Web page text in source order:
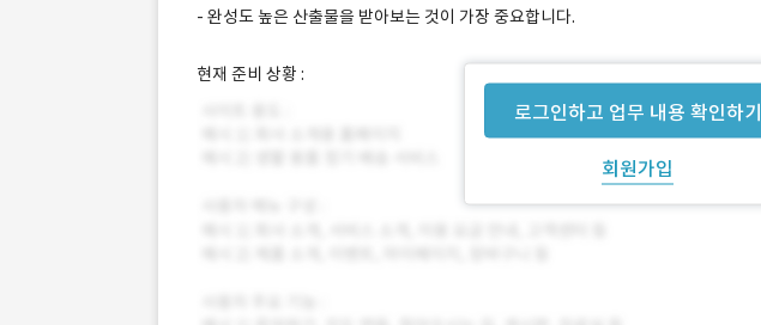
로그인하고 업무 내용 확인하기
회원가입
- 완성도 높은 산출물을 받아보는 것이 가장 중요합니다.
현재 준비 상황 :